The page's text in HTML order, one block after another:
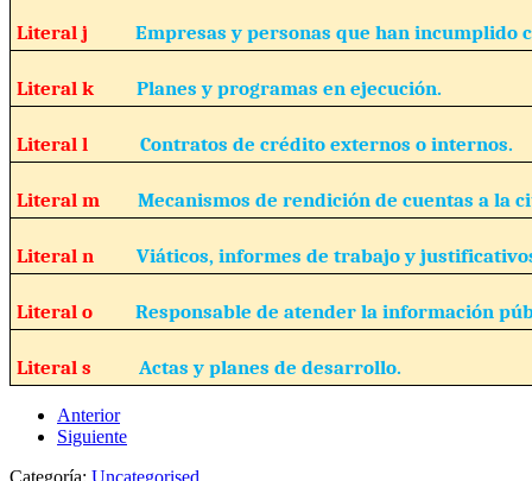
Literal j Empresas y personas que han incumplido
Literal k Planes y programas en ejecución.
Literal l Contratos de crédito externos o internos.
Literal m Mecanismos de rendición de cuentas a la
Literal n Viáticos, informes de trabajo y
Literal o Responsable de atender la información
Literal s Actas y planes de desarrollo.
Anterior
Siguiente
Categoría: Uncategorised